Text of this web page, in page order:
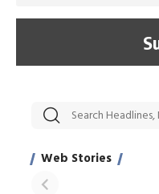
Web Stories
सट्टेबाजी में अरेस्ट हुए
साहिल खान